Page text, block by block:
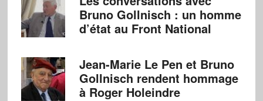
Bruno Gollnisch : un homme
d’état au Front National
Jean-Marie Le Pen et Bruno
Gollnisch rendent hommage
à Roger Holeindre